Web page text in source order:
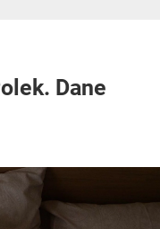
Dane